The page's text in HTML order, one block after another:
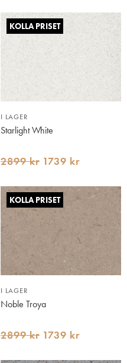
KOLLA PRISET
I LAGER
Starlight White
2899 kr 1739 kr
KOLLA PRISET
I LAGER
Noble Troya
2899 kr 1739 kr